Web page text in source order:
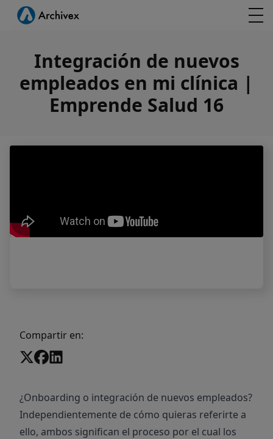
Integración de nuevos
empleados en mi clínica |
Emprende Salud 16
Compartir en:
¿Onboarding o integración de nuevos empleados?
Independientemente de cómo quieras referirte a
ello, ambos significan el proceso por el cual los